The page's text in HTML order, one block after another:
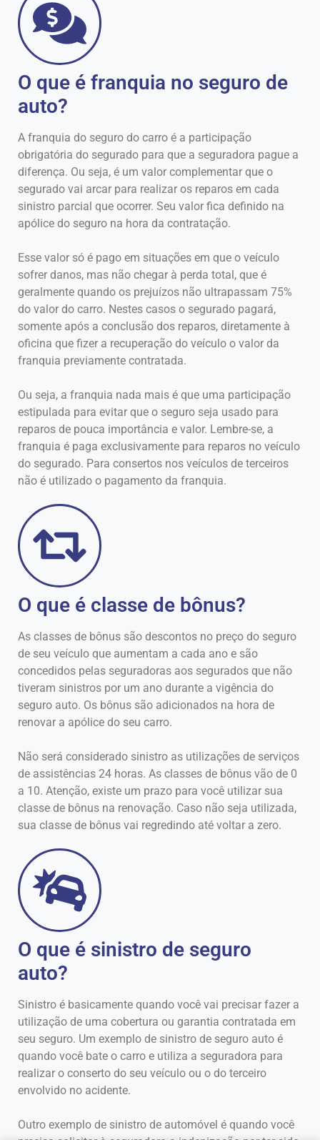
O que é franquia no seguro de
auto?
A franquia do seguro do carro é a participação
obrigatória do segurado para que a seguradora pague a
diferença. Ou seja, é um valor complementar que o
segurado vai arcar para realizar os reparos em cada
sinistro parcial que ocorrer. Seu valor fica definido na
apólice do seguro na hora da contratação.
Esse valor só é pago em situações em que o veículo
sofrer danos, mas não chegar à perda total, que é
geralmente quando os prejuízos não ultrapassam 75%
do valor do carro. Nestes casos o segurado pagará,
somente após a conclusão dos reparos, diretamente à
oficina que fizer a recuperação do veículo o valor da
franquia previamente contratada.
Ou seja, a franquia nada mais é que uma participação
estipulada para evitar que o seguro seja usado para
reparos de pouca importância e valor. Lembre-se, a
franquia é paga exclusivamente para reparos no veículo
do segurado. Para consertos nos veículos de terceiros
não é utilizado o pagamento da franquia.
O que é classe de bônus?
As classes de bônus são descontos no preço do seguro
de seu veículo que aumentam a cada ano e são
concedidos pelas seguradoras aos segurados que não
tiveram sinistros por um ano durante a vigência do
seguro auto. Os bônus são adicionados na hora de
renovar a apólice do seu carro.
Não será considerado sinistro as utilizações de serviços
de assistências 24 horas. As classes de bônus vão de 0
a 10. Atenção, existe um prazo para você utilizar sua
classe de bônus na renovação. Caso não seja utilizada,
sua classe de bônus vai regredindo até voltar a zero.
O que é sinistro de seguro
auto?
Sinistro é basicamente quando você vai precisar fazer a
utilização de uma cobertura ou garantia contratada em
seu seguro. Um exemplo de sinistro de seguro auto é
quando você bate o carro e utiliza a seguradora para
realizar o conserto do seu veículo ou o do terceiro
envolvido no acidente.
Outro exemplo de sinistro de automóvel é quando você